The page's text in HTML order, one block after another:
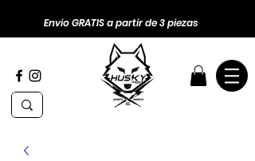
Envio GRATIS a partir de 3 piezas